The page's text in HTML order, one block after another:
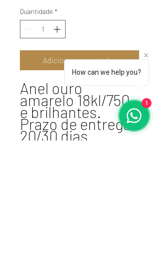
Quantidade *
Adicionar ao carrinho
Anel ouro
amarelo 18kl/750
e brilhantes.
Prazo de entrega:
20/30 dias.
How can we help you?
1